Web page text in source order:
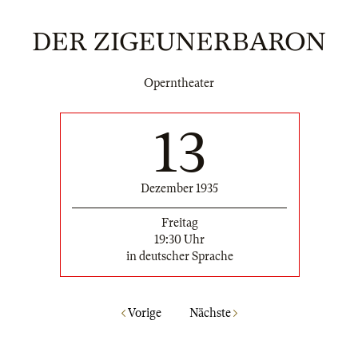
DER ZIGEUNERBARON
Operntheater
13
Dezember 1935
Freitag
19:30 Uhr
in deutscher Sprache
Vorige Nächste